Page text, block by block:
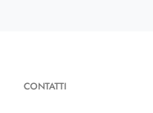
CONTATTI